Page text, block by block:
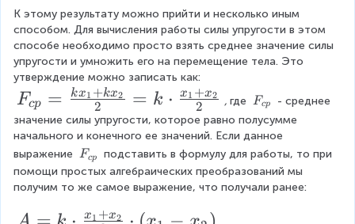
m
\
D
el
t
a
A
_i
=
\f
К этому результату можно прийти и несколько иным
способом. Для вычисления работы силы упругости в этом
способе необходимо просто взять среднее значение силы
упругости и умножить его на перемещение тела. Это
утверждение можно записать как:
F
_
{
c
p
}
Fcp = 2
kx1 +kx2 = k ⋅ 2
x1 +x2 , где F
_
{
}
Fcp
- среднее
значение силы упругости, которое равно полусумме
начального и конечного ее значений. Если данное
выражение F
_
{
p
Fcp
подставить в формулу для работы, то при
помощи простых алгебраических преобразований мы
получим то же самое выражение, что получали ранее:
x1 +x2